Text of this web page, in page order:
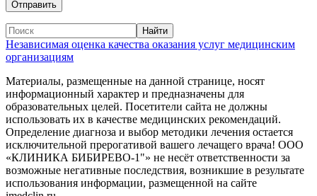
Независимая оценка качества оказания услуг медицинским
организациям
Материалы, размещенные на данной странице, носят
информационный характер и предназначены для
образовательных целей. Посетители сайта не должны
использовать их в качестве медицинских рекомендаций.
Определение диагноза и выбор методики лечения остается
исключительной прерогативой вашего лечащего врача! ООО
«КЛИНИКА БИБИРЕВО-1"» не несёт ответственности за
возможные негативные последствия, возникшие в результате
использования информации, размещенной на сайте